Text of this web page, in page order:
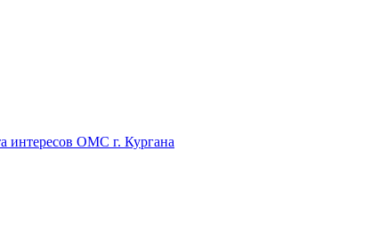
интересов ОМС г. Кургана